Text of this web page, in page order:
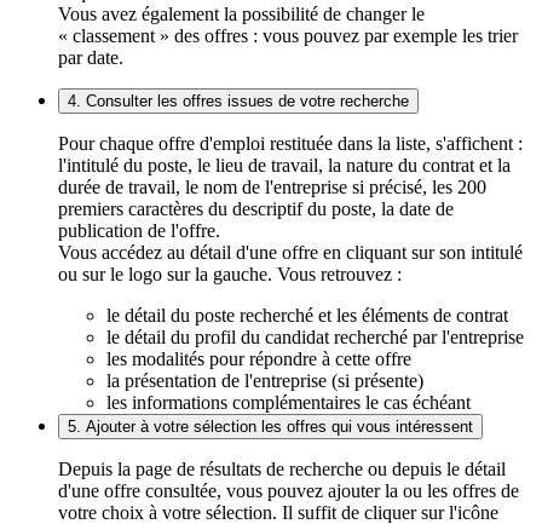
Vous avez également la possibilité de changer le
« classement » des offres : vous pouvez par exemple les trier
par date.
4. Consulter les offres issues de votre recherche
Pour chaque offre d'emploi restituée dans la liste, s'affichent :
l'intitulé du poste, le lieu de travail, la nature du contrat et la
durée de travail, le nom de l'entreprise si précisé, les 200
premiers caractères du descriptif du poste, la date de
publication de l'offre.
Vous accédez au détail d'une offre en cliquant sur son intitulé
ou sur le logo sur la gauche. Vous retrouvez :
le détail du poste recherché et les éléments de contrat
le détail du profil du candidat recherché par l'entreprise
les modalités pour répondre à cette offre
la présentation de l'entreprise (si présente)
les informations complémentaires le cas échéant
5. Ajouter à votre sélection les offres qui vous intéressent
Depuis la page de résultats de recherche ou depuis le détail
d'une offre consultée, vous pouvez ajouter la ou les offres de
votre choix à votre sélection. Il suffit de cliquer sur l'icône